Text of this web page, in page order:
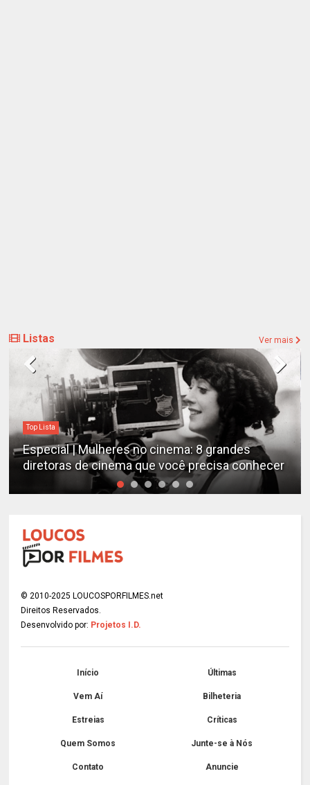
Listas Ver mais
Top Lista
Especial | Mulheres no cinema: 8 grandes
diretoras de cinema que você precisa conhecer
© 2010-2025 LOUCOSPORFILMES.net
Direitos Reservados.
Desenvolvido por: Projetos I.D.
Início Últimas
Vem Aí Bilheteria
Estreias Críticas
Quem Somos Junte-se à Nós
Contato Anuncie